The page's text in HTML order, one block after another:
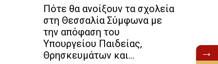
Πότε θα ανοίξουν τα σχολεία
στη Θεσσαλία Σύμφωνα με
την απόφαση του
Υπουργείου Παιδείας,
Θρησκευμάτων και...
→